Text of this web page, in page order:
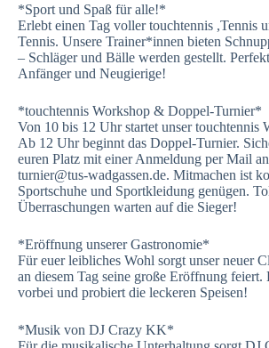
*Sport und Spaß für alle!*
Erlebt einen Tag voller touchtennis ,Tennis
Tennis. Unsere Trainer*innen bieten
– Schläger und Bälle werden gestellt.
Anfänger und Neugierige!
*touchtennis Workshop & Doppel-Turnier*
Von 10 bis 12 Uhr startet unser touchtennis
Ab 12 Uhr beginnt das Doppel-Turnier.
euren Platz mit einer Anmeldung per Mail an
turnier@tus-wadgassen.de. Mitmachen ist
Sportschuhe und Sportkleidung genügen.
Überraschungen warten auf die Sieger!
*Eröffnung unserer Gastronomie*
Für euer leibliches Wohl sorgt unser neuer
an diesem Tag seine große Eröffnung feiert.
vorbei und probiert die leckeren Speisen!
*Musik von DJ Crazy KK*